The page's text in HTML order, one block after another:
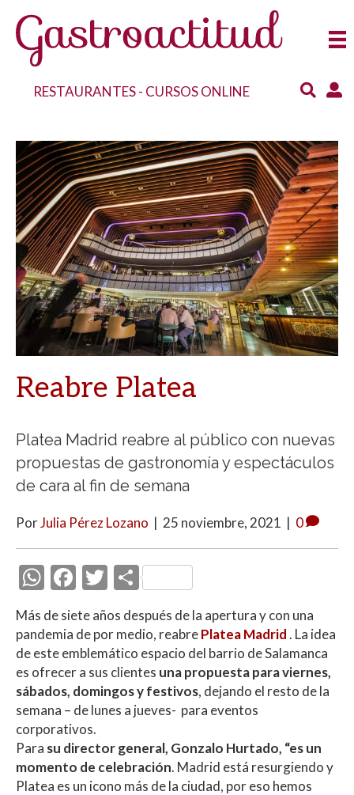
RESTAURANTES- CURSOS ONLINE
Reabre Platea
Platea Madrid reabre al público con nuevas
propuestas de gastronomía y espectáculos
de cara al fin de semana
PorJulia Pérez Lozano | 25 noviembre, 2021 | 0
W
h
at
s
A
p
p
F
ac
e
b
o
o
k
T
itt
er
C
m
p
ar
ti
Más de siete años después de la apertura y con una
pandemia de por medio, reabrePlatea Madrid. La idea
de este emblemático espacio del barrio de Salamanca
es ofrecer a sus clientes una propuesta para viernes,
sábados, domingos y festivos, dejando el resto de la
semana – de lunes a jueves- para eventos
corporativos.
Para su director general, Gonzalo Hurtado, “es un
momento de celebración. Madrid está resurgiendo y
Platea es un icono más de la ciudad, por eso hemos